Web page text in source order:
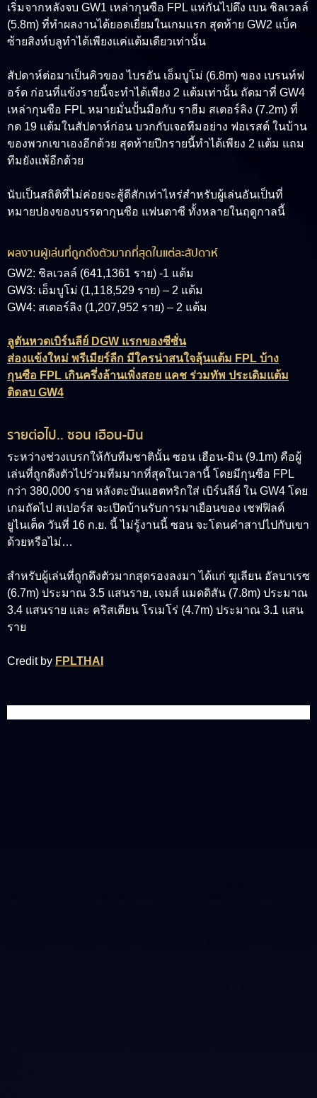
เริ่มจากหลังจบ GW1 เหล่ากุนซือ FPL แห่กันไปดึง เบน ชิลเวลล์
(5.8m) ที่ทำผลงานได้ยอดเยี่ยมในเกมแรก สุดท้าย GW2 แบ็ค
ซ้ายสิงห์บลูทำได้เพียงแค่แต้มเดียวเท่านั้น
สัปดาห์ต่อมาเป็นคิวของไบรอัน เอ็มบูโม่ (6.8m) ของ เบรนท์ฟ
อร์ด ก่อนที่แข้งรายนี้จะทำได้เพียง 2 แต้มเท่านั้น ถัดมาที่ GW4
เหล่ากุนซือ FPL หมายมั่นปั้นมือกับ ราฮีม สเตอร์ลิง (7.2m) ที่
กด 19 แต้มในสัปดาห์ก่อน บวกกับเจอทีมอย่าง ฟอเรสต์ ในบ้าน
ของพวกเขาเองอีกด้วย สุดท้ายปีกรายนี้ทำได้เพียง 2 แต้ม แถม
ทีมยังแพ้อีกด้วย
นับเป็นสถิติที่ไม่ค่อยจะสู้ดีสักเท่าไหร่สำหรับผู้เล่นอันเป็นที่
หมายปองของบรรดากุนซือ แฟนตาซี ทั้งหลายในฤดูกาลนี้
ผลงานผู้เล่นที่ถูกดึงตัวมากที่สุดในแต่ละสัปดาห์
GW2: ชิลเวลล์ (641,1361 ราย) -1 แต้ม
GW3: เอ็มบูโม่ (1,118,529 ราย) – 2 แต้ม
GW4: สเตอร์ลิง (1,207,952 ราย) – 2 แต้ม
ลูตันหวดเบิร์นลีย์ DGW แรกของซีซั่น
ส่องแข้งใหม่ พรีเมียร์ลีก มีใครน่าสนใจลุ้นแต้ม FPL บ้าง
กุนซือ FPL เกินครึ่งล้านเพิ่งสอย แคช ร่วมทัพ ประเดิมแต้ม
ติดลบ GW4
รายต่อไป.. ซอน เฮือน-มิน
ระหว่างช่วงเบรกให้กับทีมชาตินั้น ซอน เฮือน-มิน (9.1m) คือผู้
เล่นที่ถูกดึงตัวไปร่วมทีมมากที่สุดในเวลานี้ โดยมีกุนซือ FPL
กว่า 380,000 ราย หลังตะบันแฮตทริกใส่ เบิร์นลีย์ ใน GW4 โดย
เกมถัดไป สเปอร์ส จะเปิดบ้านรับการมาเยือนของ เชฟฟิลด์
ยูไนเต็ด วันที่ 16 ก.ย. นี้ ไม่รู้งานนี้ ซอน จะโดนคำสาปไปกับเขา
ด้วยหรือไม่…
สำหรับผู้เล่นที่ถูกดึงตัวมากสุดรองลงมา ได้แก่ ฆูเลียน อัลบาเรซ
(6.7m) ประมาณ 3.5 แสนราย, เจมส์ แมดดิสัน (7.8m) ประมาณ
3.4 แสนราย และ คริสเตียน โรเมโร่ (4.7m) ประมาณ 3.1 แสน
ราย
Credit by FPLTHAI